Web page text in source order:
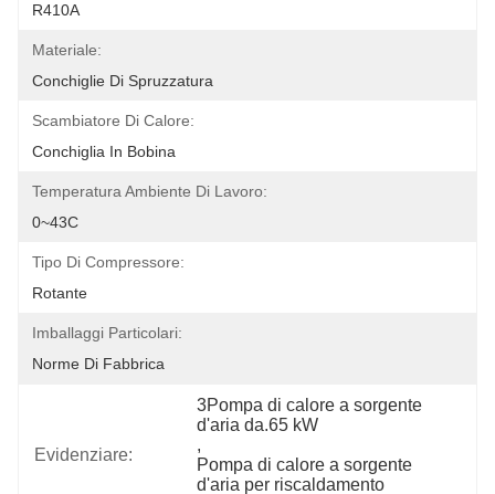
R410A
Materiale:
Conchiglie Di Spruzzatura
Scambiatore Di Calore:
Conchiglia In Bobina
Temperatura Ambiente Di Lavoro:
0~43C
Tipo Di Compressore:
Rotante
Imballaggi Particolari:
Norme Di Fabbrica
Evidenziare:
3Pompa di calore a sorgente
d'aria da.65 kW
,
Pompa di calore a sorgente
d'aria per riscaldamento